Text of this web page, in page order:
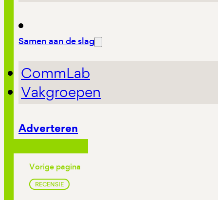
Samen aan de slag
CommLab
Vakgroepen
Adverteren
Vorige pagina
RECENSIE